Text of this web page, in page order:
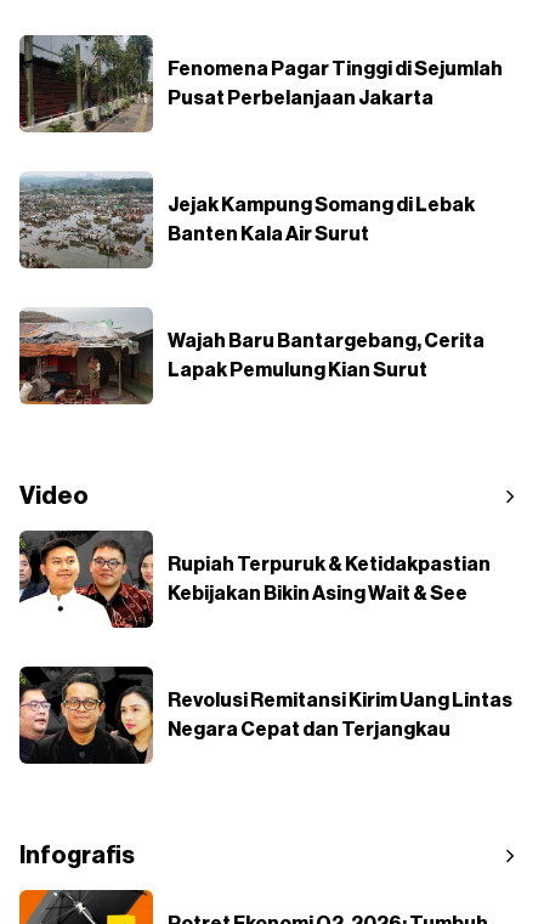
Fenomena Pagar Tinggi di Sejumlah
Pusat Perbelanjaan Jakarta
Jejak Kampung Somang di Lebak
Banten Kala Air Surut
Wajah Baru Bantargebang, Cerita
Lapak Pemulung Kian Surut
Video
Rupiah Terpuruk & Ketidakpastian
Kebijakan Bikin Asing Wait & See
Revolusi Remitansi Kirim Uang Lintas
Negara Cepat dan Terjangkau
Infografis